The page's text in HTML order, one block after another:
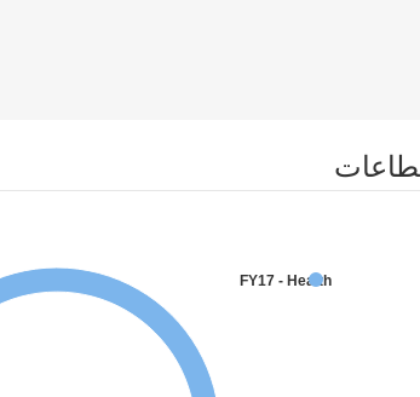
FY17 - Health